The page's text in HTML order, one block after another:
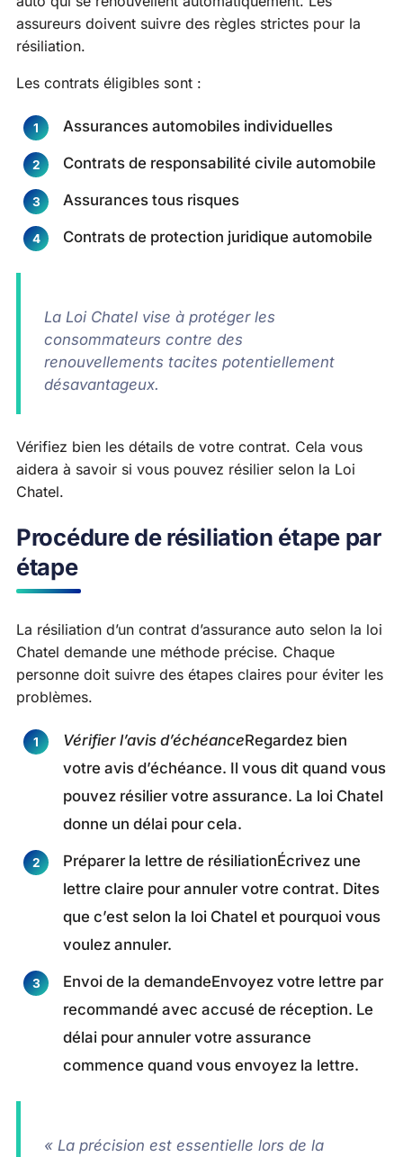
assureurs doivent suivre des règles strictes pour la
résiliation.
Les contrats éligibles sont :
Assurances automobiles individuelles
Contrats de responsabilité civile automobile
Assurances tous risques
Contrats de protection juridique automobile
La Loi Chatel vise à protéger les
consommateurs contre des
renouvellements tacites potentiellement
désavantageux.
Vérifiez bien les détails de votre contrat. Cela vous
aidera à savoir si vous pouvez résilier selon la Loi
Chatel.
Procédure de résiliation étape par
étape
La résiliation d’un contrat d’assurance auto selon la loi
Chatel demande une méthode précise. Chaque
personne doit suivre des étapes claires pour éviter les
problèmes.
Vérifier l’avis d’échéanceRegardez bien
votre avis d’échéance. Il vous dit quand vous
pouvez résilier votre assurance. La loi Chatel
donne un délai pour cela.
Préparer la lettre de résiliationÉcrivez une
lettre claire pour annuler votre contrat. Dites
que c’est selon la loi Chatel et pourquoi vous
voulez annuler.
Envoi de la demandeEnvoyez votre lettre par
recommandé avec accusé de réception. Le
délai pour annuler votre assurance
commence quand vous envoyez la lettre.
« La précision est essentielle lors de la